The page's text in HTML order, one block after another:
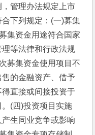
管理办法规定上市
下列规定：(一)募集
集资金用途符合国家
等法律和行政法规
募集资金使用项目不
的金融资产、借予
直接或间接投资于
(四)投资项目实施
生同业竞争或影响